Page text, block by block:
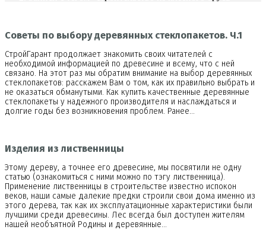
Советы по выбору деревянных стеклопакетов. Ч.1
СтройГарант продолжает знакомить своих читателей с
необходимой информацией по древесине и всему, что с ней
связано. На этот раз мы обратим внимание на выбор деревянных
стеклопакетов: расскажем Вам о том, как их правильно выбрать и
не оказаться обманутыми. Как купить качественные деревянные
стеклопакеты у надежного производителя и наслаждаться и
долгие годы без возникновения проблем. Ранее…
Изделия из лиственницы
Этому дереву, а точнее его древесине, мы посвятили не одну
статью (ознакомиться с ними можно по тэгу лиственница).
Применение лиственницы в строительстве известно испокон
веков, наши самые далекие предки строили свои дома именно из
этого дерева, так как их эксплуатационные характеристики были
лучшими среди древесины. Лес всегда был доступен жителям
нашей необъятной Родины и деревянные…